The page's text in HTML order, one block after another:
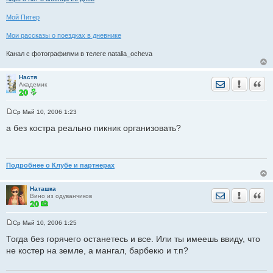
Мой Питер
Мои рассказы о поездках в дневнике
Канал с фотографиями в телеге natalia_ocheva
Настя
Академик
Отправить
о
о
н
и
Ср Май 10, 2006 1:23
а без костра реально пикник организовать?
Подробнее о Клубе и партнерах
Наташка
Вино из одуванчиков
Отправить
о
б
Ср Май 10, 2006 1:25
Тогда без горячего останетесь и все. Или ты имеешь ввиду, что
не костер на земле, а мангал, барбекю и т.п?